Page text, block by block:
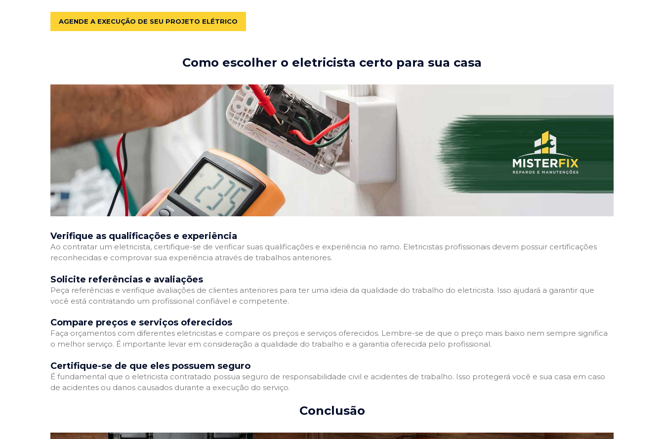
AGENDE A EXECUÇÃO DE SEU PROJETO ELÉTRICO
Como escolher o eletricista certo para sua casa
Verifique as qualificações e experiência
Ao contratar um eletricista, certifique-se de verificar suas qualificações e experiência no ramo. Eletricistas profissionais devem possuir certificações
reconhecidas e comprovar sua experiência através de trabalhos anteriores.
Solicite referências e avaliações
Peça referências e verifique avaliações de clientes anteriores para ter uma ideia da qualidade do trabalho do eletricista. Isso ajudará a garantir que
você está contratando um profissional confiável e competente.
Compare preços e serviços oferecidos
Faça orçamentos com diferentes eletricistas e compare os preços e serviços oferecidos. Lembre-se de que o preço mais baixo nem sempre significa
o melhor serviço. É importante levar em consideração a qualidade do trabalho e a garantia oferecida pelo profissional.
Certifique-se de que eles possuem seguro
É fundamental que o eletricista contratado possua seguro de responsabilidade civil e acidentes de trabalho. Isso protegerá você e sua casa em caso
de acidentes ou danos causados durante a execução do serviço.
Conclusão